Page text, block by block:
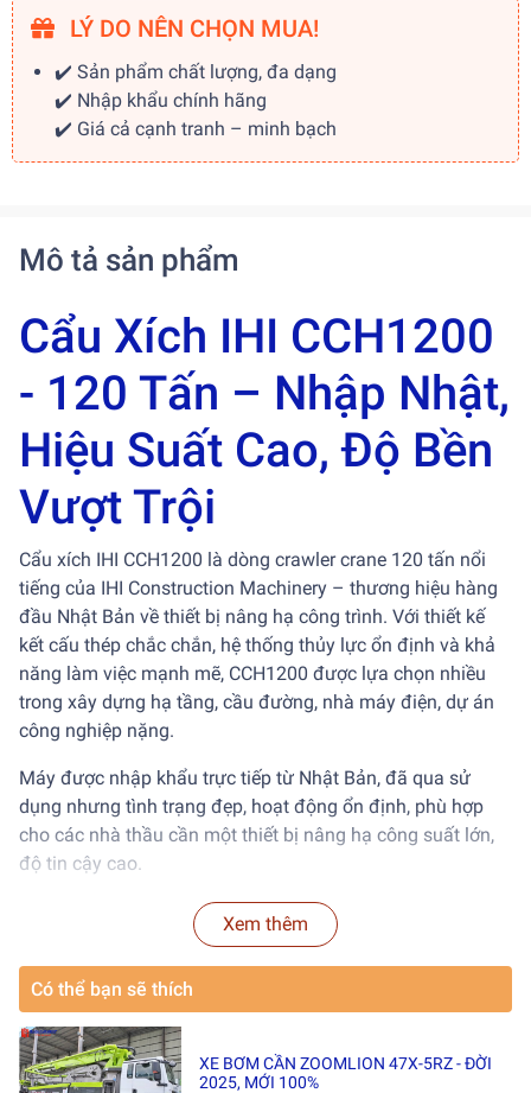
LÝ DO NÊN CHỌN MUA!
✔️ Sản phẩm chất lượng, đa dạng
✔️ Nhập khẩu chính hãng
✔️ Giá cả cạnh tranh – minh bạch
Mô tả sản phẩm
Cẩu Xích IHI CCH1200
- 120 Tấn – Nhập Nhật,
Hiệu Suất Cao, Độ Bền
Vượt Trội
Cẩu xích IHI CCH1200 là dòng crawler crane 120 tấn nổi
tiếng của IHI Construction Machinery – thương hiệu hàng
đầu Nhật Bản về thiết bị nâng hạ công trình. Với thiết kế
kết cấu thép chắc chắn, hệ thống thủy lực ổn định và khả
năng làm việc mạnh mẽ, CCH1200 được lựa chọn nhiều
trong xây dựng hạ tầng, cầu đường, nhà máy điện, dự án
công nghiệp nặng.
Máy được nhập khẩu trực tiếp từ Nhật Bản, đã qua sử
dụng nhưng tình trạng đẹp, hoạt động ổn định, phù hợp
cho các nhà thầu cần một thiết bị nâng hạ công suất lớn,
độ tin cậy cao.
1. Thông Tin Tổng Quan
Model: IHI CCH1200
Hãng sản xuất: IHI Construction Machinery
Sức nâng tối đa: 120 tấn
Xem thêm
Có thể bạn sẽ thích
XE BƠM CẦN ZOOMLION 47X-5RZ - ĐỜI
2025, MỚI 100%